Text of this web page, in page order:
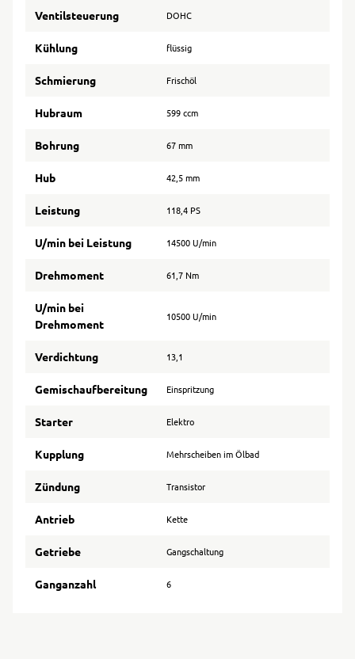
Ventilsteuerung DOHC
Kühlung flüssig
Schmierung Frischöl
Hubraum 599 ccm
Bohrung 67 mm
Hub 42,5 mm
Leistung 118,4 PS
U/min bei Leistung 14500 U/min
Drehmoment 61,7 Nm
U/min bei
Drehmoment
10500 U/min
Verdichtung 13,1
Gemischaufbereitung Einspritzung
Starter Elektro
Kupplung Mehrscheiben im Ölbad
Zündung Transistor
Antrieb Kette
Getriebe Gangschaltung
Ganganzahl 6